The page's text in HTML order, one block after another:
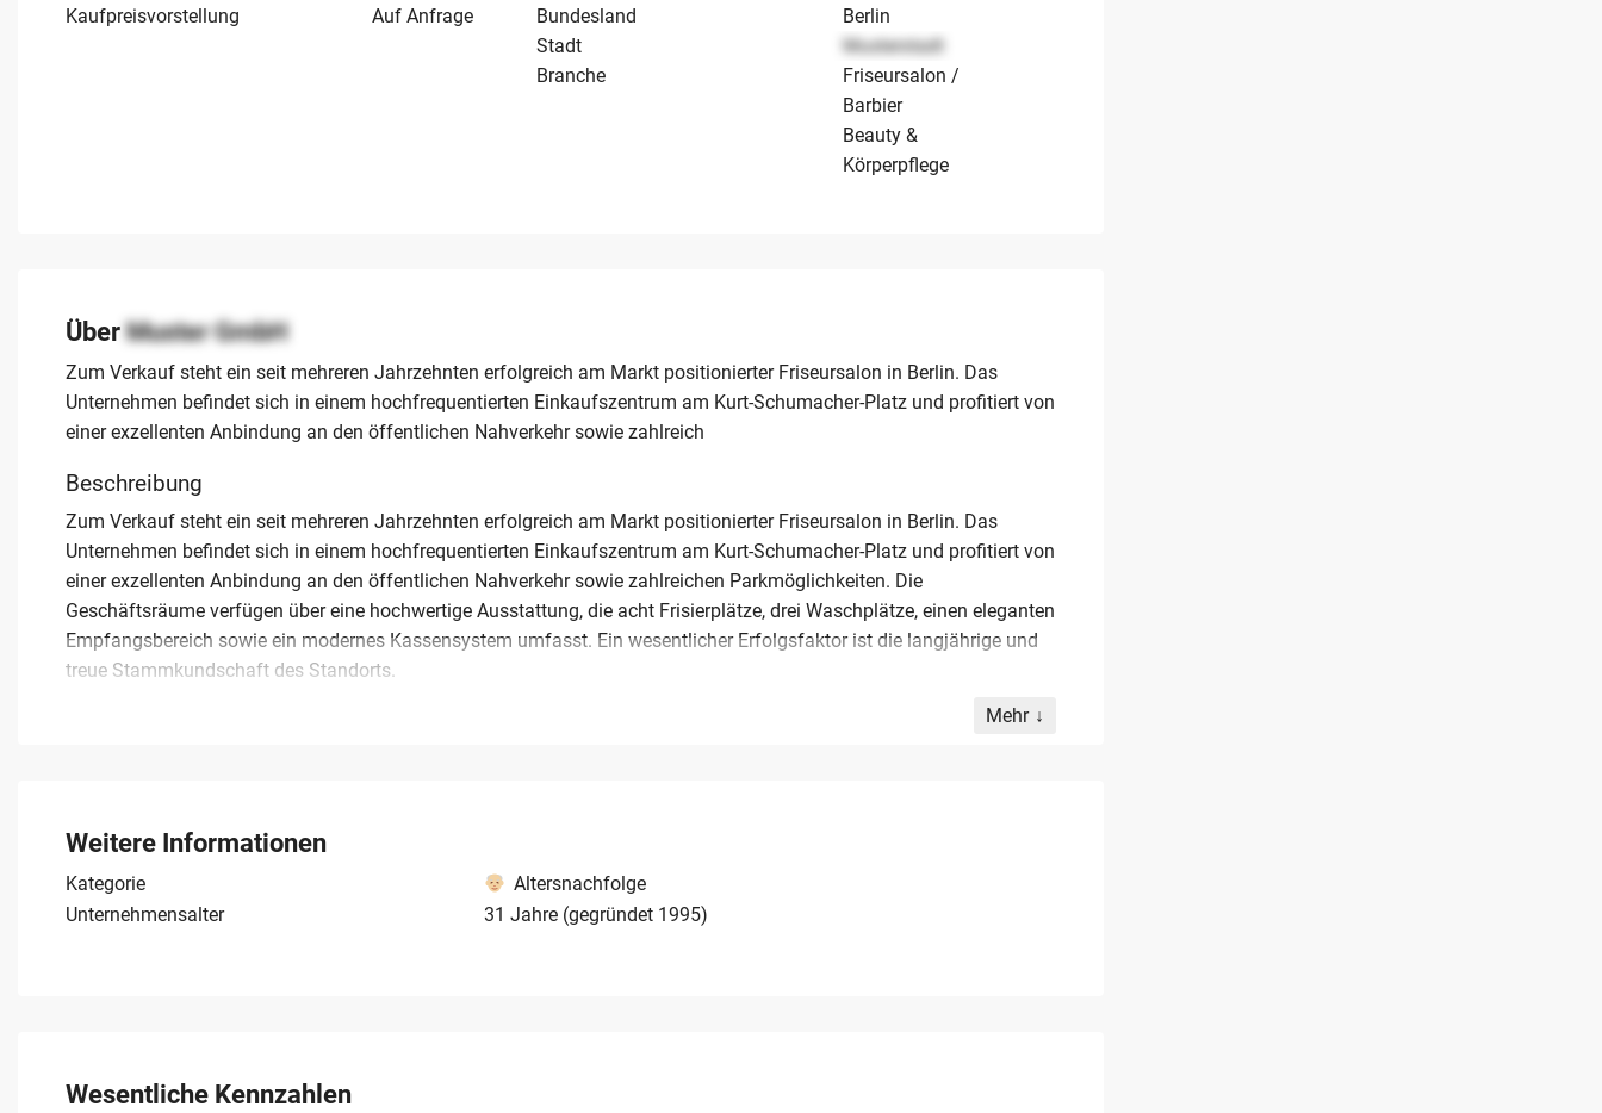
Kaufpreisvorstellung
Auf Anfrage
Bundesland
Berlin
Stadt
Musterstadt
Branche
Friseursalon /
Barbier
Beauty &
Körperpflege
ÜberMuster GmbH
Zum Verkauf steht ein seit mehreren Jahrzehnten erfolgreich am Markt positionierter Friseursalon in Berlin. Das
Unternehmen befindet sich in einem hochfrequentierten Einkaufszentrum am Kurt-Schumacher-Platz und profitiert von
einer exzellenten Anbindung an den öffentlichen Nahverkehr sowie zahlreich
Beschreibung
Zum Verkauf steht ein seit mehreren Jahrzehnten erfolgreich am Markt positionierter Friseursalon in Berlin. Das
Unternehmen befindet sich in einem hochfrequentierten Einkaufszentrum am Kurt-Schumacher-Platz und profitiert von
einer exzellenten Anbindung an den öffentlichen Nahverkehr sowie zahlreichen Parkmöglichkeiten. Die
Geschäftsräume verfügen über eine hochwertige Ausstattung, die acht Frisierplätze, drei Waschplätze, einen eleganten
Empfangsbereich sowie ein modernes Kassensystem umfasst. Ein wesentlicher Erfolgsfaktor ist die langjährige und
treue Stammkundschaft des Standorts.
Das Team besteht aus zwei erfahrenen Mitarbeiterinnen, die bereits seit vielen Jahren im Betrieb tätig sind und über
bestehenden Portfolios. Die Übergabe erfolgt im Rahmen einer geregelten Nachfolge, wobei der etablierte
Kundenstamm und das eingespielte Team übernommen werden können.
Mehr
Weitere Informationen
Kategorie
Altersnachfolge
Unternehmensalter
31 Jahre (gegründet 1995)
Wesentliche Kennzahlen